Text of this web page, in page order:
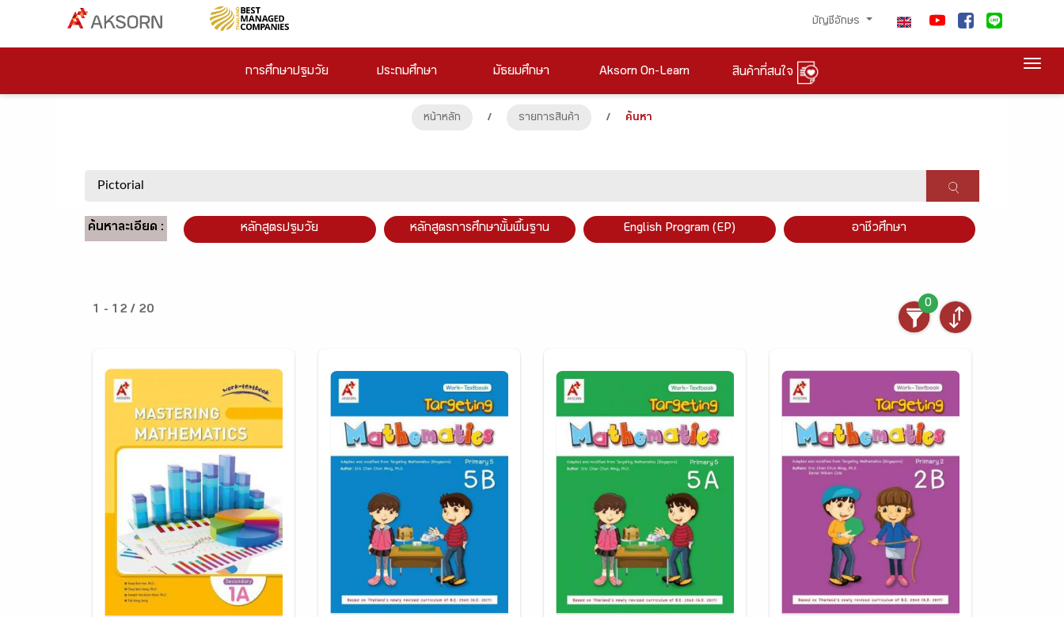
บัญชีอักษร
การศึกษาปฐมวัย ประถมศึกษา มัธยมศึกษา Aksorn On-Learn สินค้าที่สนใจ
หน้าหลัก / รายการสินค้า / ค้นหา
ค้นหาละเอียด : หลักสูตรปฐมวัย หลักสูตรการศึกษาขั้นพื้นฐาน English Program (EP) อาชีวศึกษา
1 - 12 / 20
0